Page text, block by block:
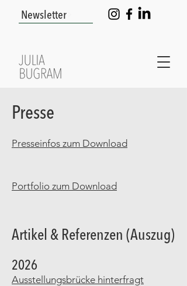
Newsletter
Presse
Presseinfos zum Download
Portfolio zum Download
Artikel & Referenzen (Auszug)
2026
Ausstellungsbrücke hinterfragt